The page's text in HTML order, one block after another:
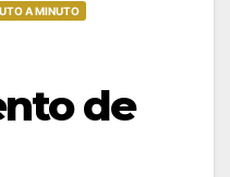
A MINUTO
de